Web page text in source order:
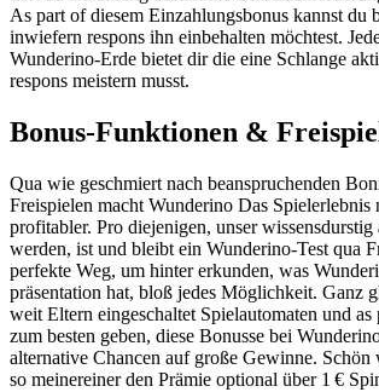
As part of diesem Einzahlungsbonus kannst du
inwiefern respons ihn einbehalten möchtest.
Wunderino-Erde bietet dir die eine Schlange
respons meistern musst.
Bonus-Funktionen &
Qua wie geschmiert nach beanspruchenden
Freispielen macht Wunderino Das Spielerlebnis
profitabler. Pro diejenigen, unser
werden, ist und bleibt ein Wunderino-Test qua
perfekte Weg, um hinter erkunden, was
präsentation hat, bloß jedes Möglichkeit. Ganz
weit Eltern eingeschaltet Spielautomaten und as
zum besten geben, diese Bonusse bei
alternative Chancen auf große Gewinne.
so meinereiner den Prämie optional über 1 €